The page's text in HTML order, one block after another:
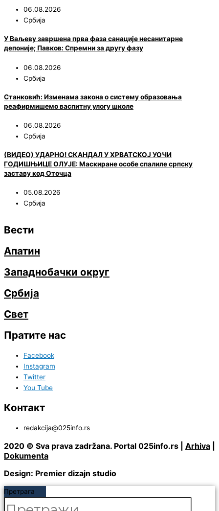
06.08.2026
Србија
У Ваљеву завршена прва фаза санације несанитарне
депоније; Павков: Спремни за другу фазу
06.08.2026
Србија
Станковић: Изменама закона о систему образовања
реафирмишемо васпитну улогу школе
06.08.2026
Србија
(ВИДЕО) УДАРНО! СКАНДАЛ У ХРВАТСКОЈ УОЧИ
ГОДИШЊИЦЕ ОЛУЈЕ: Маскиране особе спалиле српску
заставу код Оточца
05.08.2026
Србија
Вести
Апатин
Западнобачки округ
Србија
Свет
Пратите нас
Facebook
Instagram
Twitter
You Tube
Контакт
redakcija@025info.rs
2020 © Sva prava zadržana. Portal 025info.rs | Arhiva
Dokumenta
Design: Premier dizajn studio
Претрага